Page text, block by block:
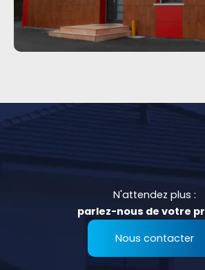
N'attendez plus :
parlez-nous de votre
Nous contacter